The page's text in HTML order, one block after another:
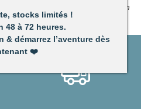
avec plus de 100 000 modèles en
stocks limités !
48 à 72 heures.
& démarrez l’aventure dès
❤️